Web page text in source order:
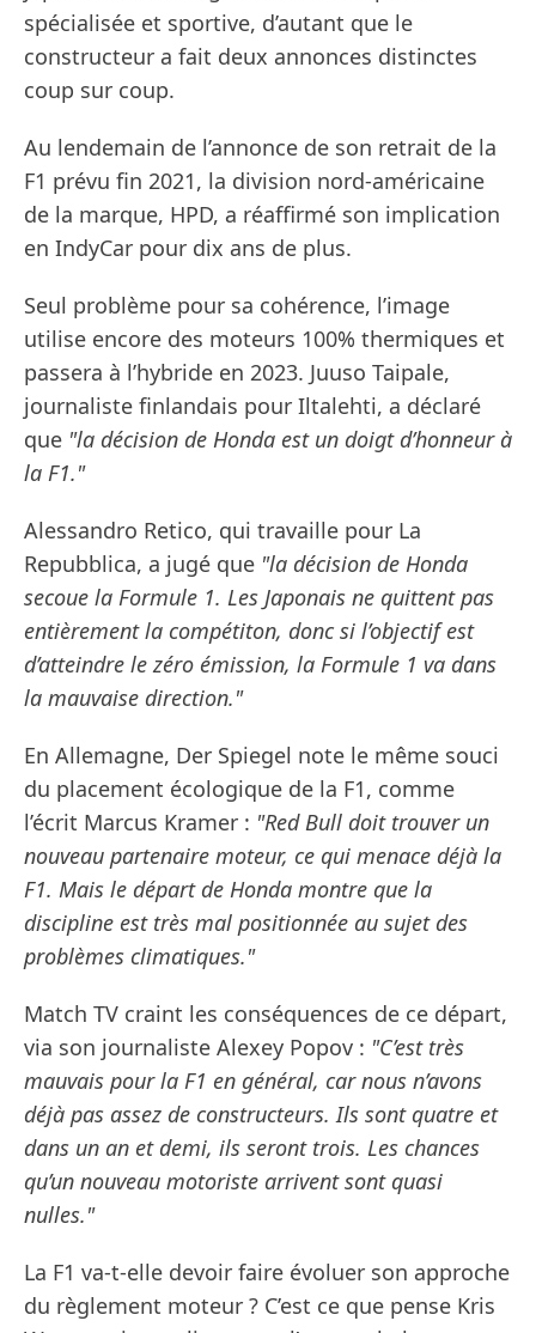
spécialisée et sportive, d’autant que le
constructeur a fait deux annonces distinctes
coup sur coup.
Au lendemain de l’annonce de son retrait de la
F1 prévu fin 2021, la division nord-américaine
de la marque, HPD, a réaffirmé son implication
en IndyCar pour dix ans de plus.
Seul problème pour sa cohérence, l’image
utilise encore des moteurs 100% thermiques et
passera à l’hybride en 2023. Juuso Taipale,
journaliste finlandais pour Iltalehti, a déclaré
que "la décision de Honda est un doigt d’honneur à
la F1."
Alessandro Retico, qui travaille pour La
Repubblica, a jugé que "la décision de Honda
secoue la Formule 1. Les Japonais ne quittent pas
entièrement la compétiton, donc si l’objectif est
d’atteindre le zéro émission, la Formule 1 va dans
la mauvaise direction."
En Allemagne, Der Spiegel note le même souci
du placement écologique de la F1, comme
l’écrit Marcus Kramer : "Red Bull doit trouver un
nouveau partenaire moteur, ce qui menace déjà la
F1. Mais le départ de Honda montre que la
discipline est très mal positionnée au sujet des
problèmes climatiques."
Match TV craint les conséquences de ce départ,
via son journaliste Alexey Popov : "C’est très
mauvais pour la F1 en général, car nous n’avons
déjà pas assez de constructeurs. Ils sont quatre et
dans un an et demi, ils seront trois. Les chances
qu’un nouveau motoriste arrivent sont quasi
nulles."
La F1 va-t-elle devoir faire évoluer son approche
du règlement moteur ? C’est ce que pense Kris